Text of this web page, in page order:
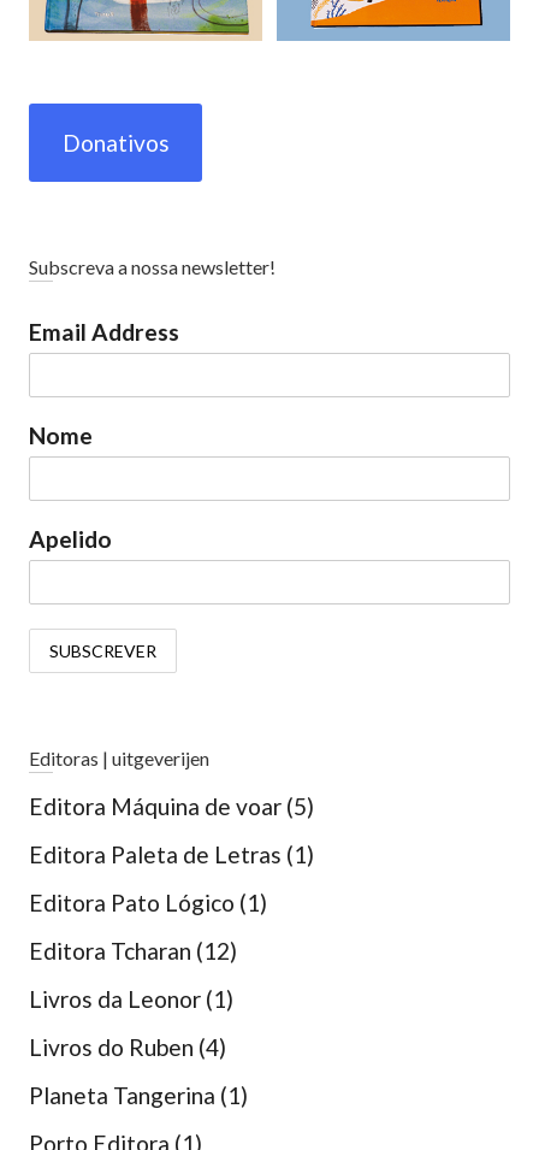
Donativos
Subscreva a nossa newsletter!
Email Address
Nome
Apelido
Editoras | uitgeverijen
Editora Máquina de voar (5)
Editora Paleta de Letras (1)
Editora Pato Lógico (1)
Editora Tcharan (12)
Livros da Leonor (1)
Livros do Ruben (4)
Planeta Tangerina (1)
Porto Editora (1)